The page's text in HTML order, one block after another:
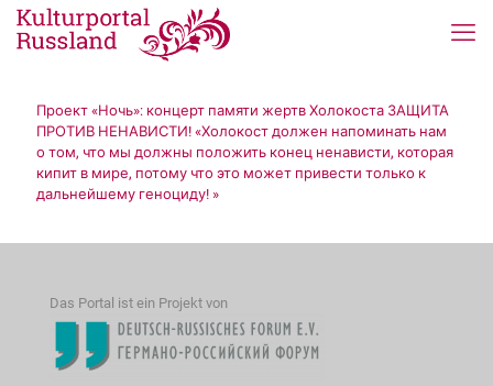
Проект «Ночь»: концерт памяти жертв Холокоста ЗАЩИТА
ПРОТИВ НЕНАВИСТИ! «Холокост должен напоминать нам
о том, что мы должны положить конец ненависти, которая
кипит в мире, потому что это может привести только к
дальнейшему геноциду! »
Das Portal ist ein Projekt von